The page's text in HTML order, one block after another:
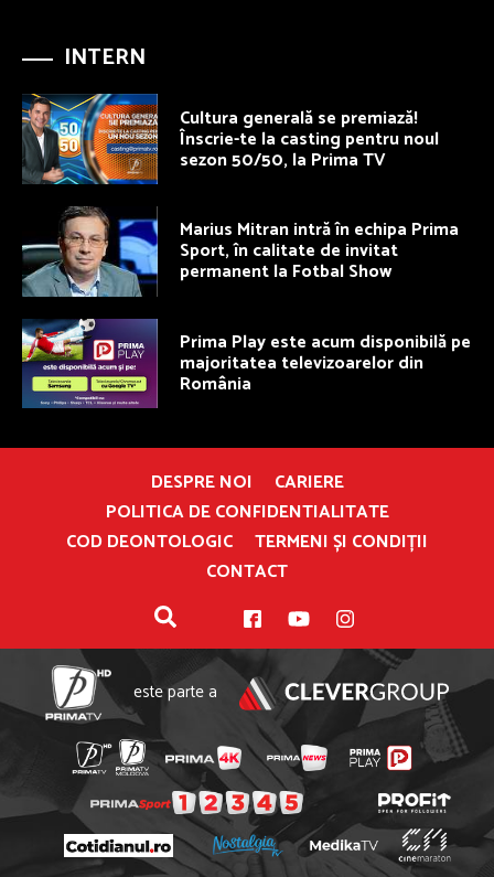
INTERN
Cultura generală se premiază!
Înscrie-te la casting pentru noul
sezon 50/50, la Prima TV
Marius Mitran intră în echipa Prima
Sport, în calitate de invitat
permanent la Fotbal Show
Prima Play este acum disponibilă pe
majoritatea televizoarelor din
România
DESPRE NOI
CARIERE
POLITICA DE CONFIDENTIALITATE
COD DEONTOLOGIC
TERMENI ȘI CONDIȚII
CONTACT
este parte a